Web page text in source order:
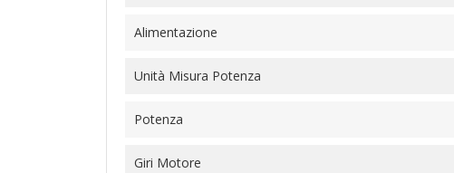
Alimentazione
Unità Misura Potenza
Potenza
Giri Motore